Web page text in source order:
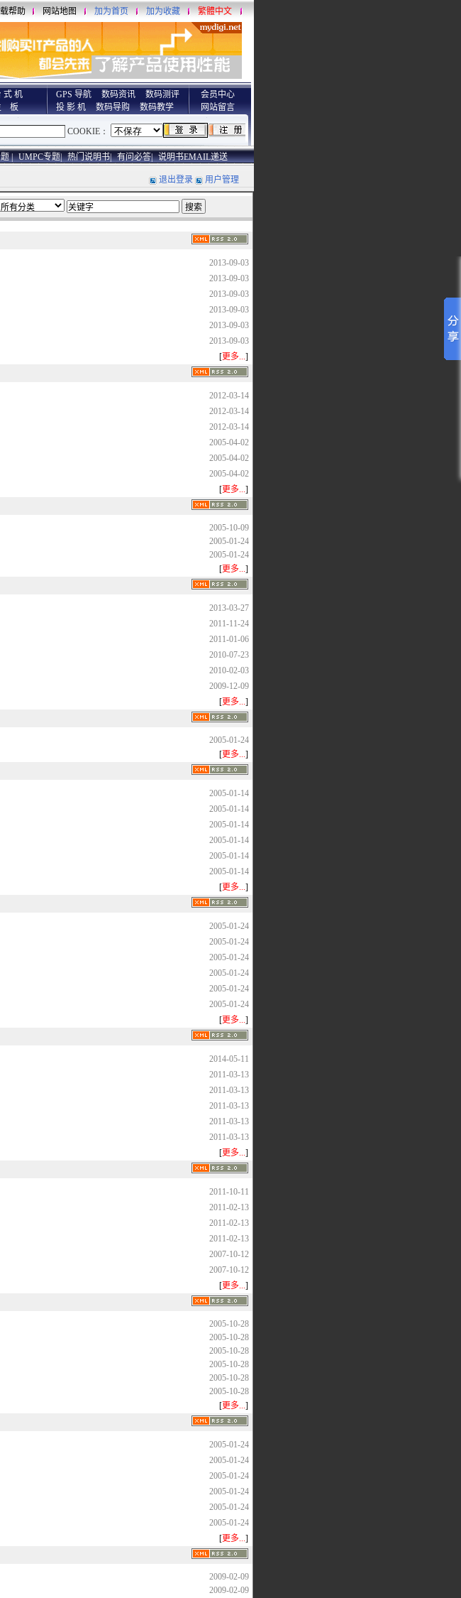
帮助 网站地图 加为首页 加为收藏 繁體中文
式 机
板
GPS 导航 数码资讯
数码测评
投 影 机
数码导购 数码教学
会员中心
网站留言
| UMPC专题| 热门说明书| 有问必答| 说明书EMAIL递送
退出登录 用户管理
2013-09-03
2013-09-03
2013-09-03
2013-09-03
2013-09-03
2013-09-03
[更多...]
2012-03-14
2012-03-14
2012-03-14
2005-04-02
2005-04-02
2005-04-02
[更多...]
2005-10-09
2005-01-24
2005-01-24
[更多...]
2013-03-27
2011-11-24
2011-01-06
2010-07-23
2010-02-03
2009-12-09
[更多...]
2005-01-24
[更多...]
2005-01-14
2005-01-14
2005-01-14
2005-01-14
2005-01-14
2005-01-14
[更多...]
2005-01-24
2005-01-24
2005-01-24
2005-01-24
2005-01-24
2005-01-24
[更多...]
2014-05-11
2011-03-13
2011-03-13
2011-03-13
2011-03-13
2011-03-13
[更多...]
2011-10-11
2011-02-13
2011-02-13
2011-02-13
2007-10-12
2007-10-12
[更多...]
2005-10-28
2005-10-28
2005-10-28
2005-10-28
2005-10-28
2005-10-28
[更多...]
2005-01-24
2005-01-24
2005-01-24
2005-01-24
2005-01-24
2005-01-24
[更多...]
2009-02-09
2009-02-09